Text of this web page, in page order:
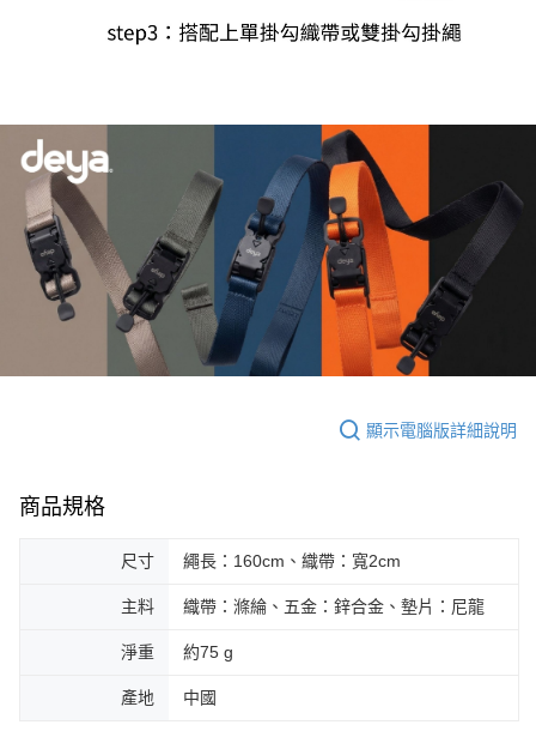
顯示電腦版詳細說明
商品規格
尺寸 繩長：160cm、織帶：寬2cm
主料 織帶：滌綸、五金：鋅合金、墊片：尼龍
淨重 約75 g
產地 中國